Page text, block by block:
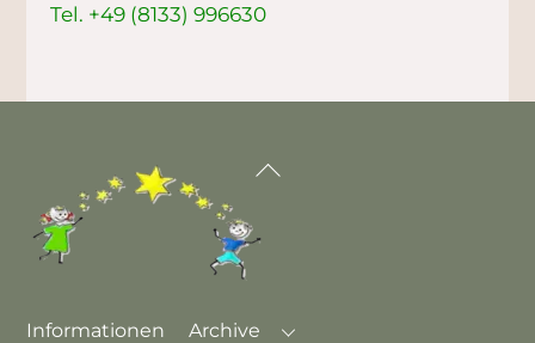
Tel. +49 (8133) 996630
Informationen Archive